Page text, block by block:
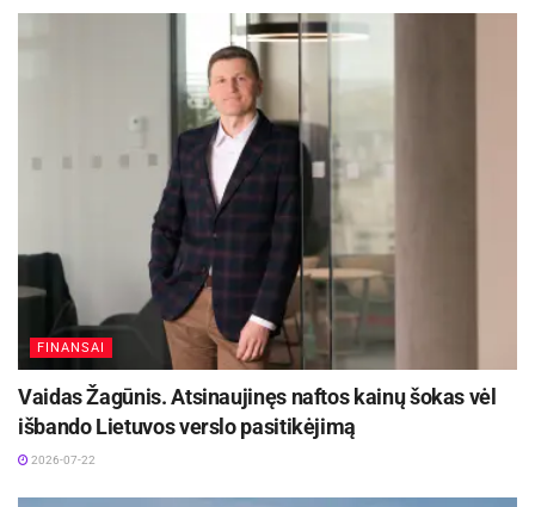
FINANSAI
Vaidas Žagūnis. Atsinaujinęs naftos kainų šokas vėl
išbando Lietuvos verslo pasitikėjimą
2026-07-22